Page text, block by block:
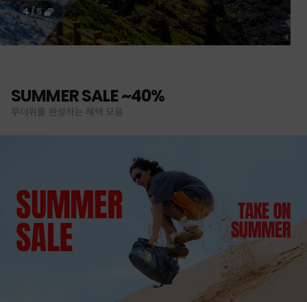
4/5
SUMMER SALE ~40%
무더위를 완성하는 혜택 모음